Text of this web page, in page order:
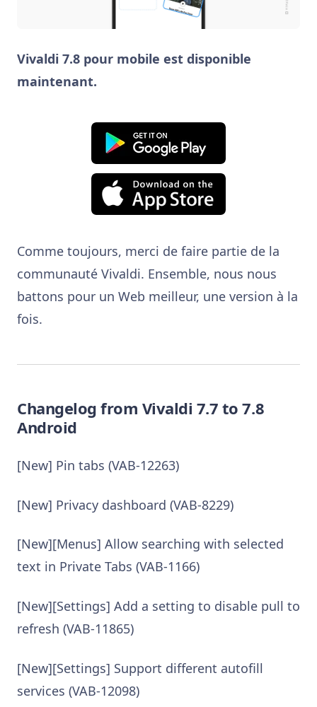
Vivaldi 7.8 pour mobile est disponible
maintenant.
Comme toujours, merci de faire partie de la
communauté Vivaldi. Ensemble, nous nous
battons pour un Web meilleur, une version à la
fois.
Changelog from Vivaldi 7.7 to 7.8
Android
[New] Pin tabs (VAB-12263)
[New] Privacy dashboard (VAB-8229)
[New][Menus] Allow searching with selected
text in Private Tabs (VAB-1166)
[New][Settings] Add a setting to disable pull to
refresh (VAB-11865)
[New][Settings] Support different autofill
services (VAB-12098)